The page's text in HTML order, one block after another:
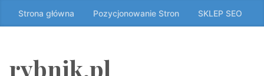
Przeskocz
do
Strona główna Pozycjonowanie Stron SKLEP SEO
rybnik.pl